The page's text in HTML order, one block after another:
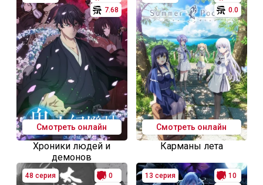
7.68
Смотреть онлайн
Хроники людей и
демонов
0.0
Смотреть онлайн
Карманы лета
48 серия
0
13 серия
10